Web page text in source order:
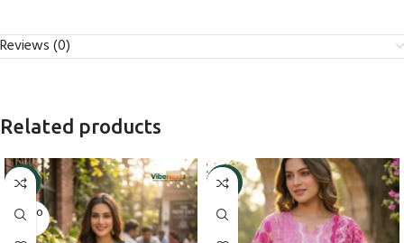
Reviews (0)
Related products
-9%
SOLD O
UT
-5%